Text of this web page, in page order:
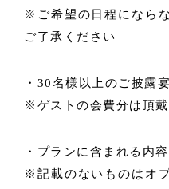
※ご希望の日程になら
ご了承ください
・30名様以上のご披露
※ゲストの会費分は頂
・プランに含まれる内
※記載のないものはオ